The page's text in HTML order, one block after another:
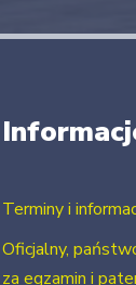
Terminy i
Oficjalny,
za egzamin i